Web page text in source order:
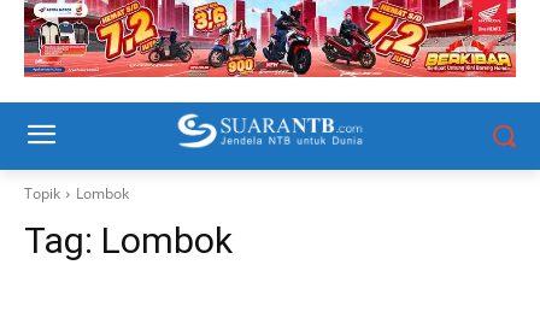
Topik Lombok
Tag: Lombok